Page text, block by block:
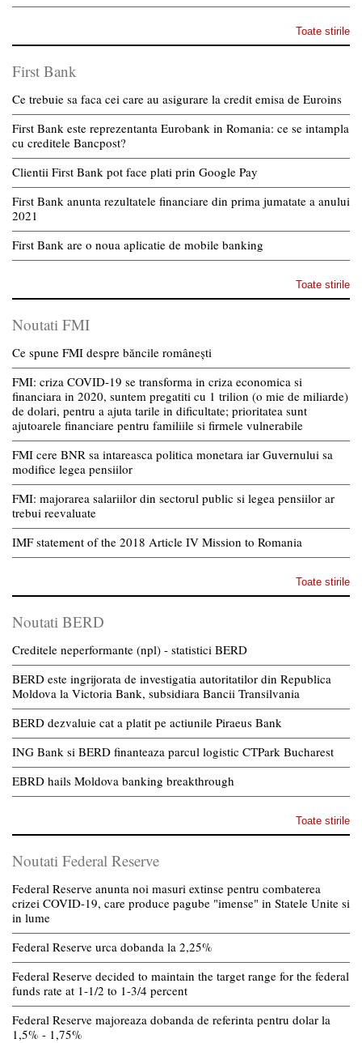
Toate stirile
First Bank
Ce trebuie sa faca cei care au asigurare la credit emisa de Euroins
First Bank este reprezentanta Eurobank in Romania: ce se intampla
cu creditele Bancpost?
Clientii First Bank pot face plati prin Google Pay
First Bank anunta rezultatele financiare din prima jumatate a anului
2021
First Bank are o noua aplicatie de mobile banking
Toate stirile
Noutati FMI
Ce spune FMI despre băncile românești
FMI: criza COVID-19 se transforma in criza economica si
financiara in 2020, suntem pregatiti cu 1 trilion (o mie de miliarde)
de dolari, pentru a ajuta tarile in dificultate; prioritatea sunt
ajutoarele financiare pentru familiile si firmele vulnerabile
FMI cere BNR sa intareasca politica monetara iar Guvernului sa
modifice legea pensiilor
FMI: majorarea salariilor din sectorul public si legea pensiilor ar
trebui reevaluate
IMF statement of the 2018 Article IV Mission to Romania
Toate stirile
Noutati BERD
Creditele neperformante (npl) - statistici BERD
BERD este ingrijorata de investigatia autoritatilor din Republica
Moldova la Victoria Bank, subsidiara Bancii Transilvania
BERD dezvaluie cat a platit pe actiunile Piraeus Bank
ING Bank si BERD finanteaza parcul logistic CTPark Bucharest
EBRD hails Moldova banking breakthrough
Toate stirile
Noutati Federal Reserve
Federal Reserve anunta noi masuri extinse pentru combaterea
crizei COVID-19, care produce pagube "imense" in Statele Unite si
in lume
Federal Reserve urca dobanda la 2,25%
Federal Reserve decided to maintain the target range for the federal
funds rate at 1-1/2 to 1-3/4 percent
Federal Reserve majoreaza dobanda de referinta pentru dolar la
1,5% - 1,75%